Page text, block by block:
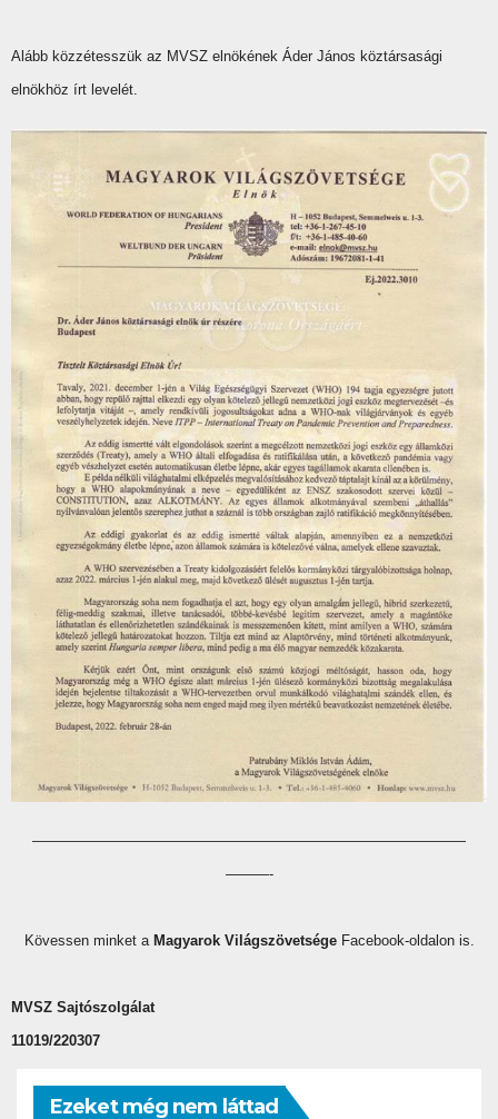
Alább közzétesszük az MVSZ elnökének Áder János köztársasági
elnökhöz írt levelét.
——————————————————————————————
———-
Kövessen minket a Magyarok VilágszövetségeFacebook-oldalon is.
MVSZ Sajtószolgálat
11019/220307
Ezeket még nem láttad